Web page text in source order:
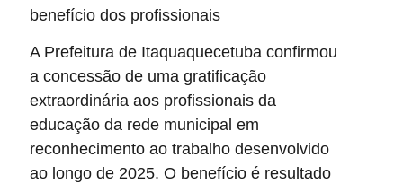
benefício dos profissionais
A Prefeitura de Itaquaquecetuba confirmou
a concessão de uma gratificação
extraordinária aos profissionais da
educação da rede municipal em
reconhecimento ao trabalho desenvolvido
ao longo de 2025. O benefício é resultado